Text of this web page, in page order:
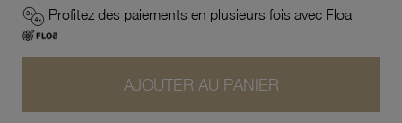
Profitez des paiements en plusieurs fois avec Floa
AJOUTER AU PANIER